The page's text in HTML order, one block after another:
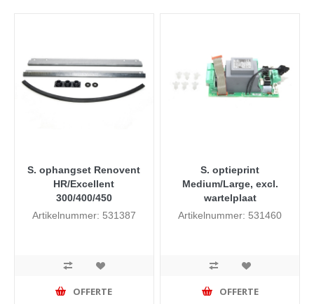
S. ophangset Renovent
HR/Excellent
300/400/450
Artikelnummer: 531387
OFFERTE
S. optieprint
Medium/Large, excl.
wartelplaat
Artikelnummer: 531460
OFFERTE